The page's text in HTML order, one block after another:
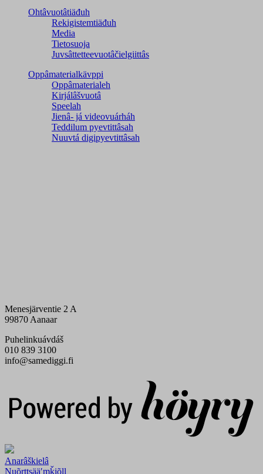
Ohtâvuotâtiäđuh
Rekigistemtiäđuh
Media
Tietosuoja
Juvsâttetteevuotâčielgiittâs
Oppâmaterialkävppi
Oppâmaterialeh
Kirjálâšvuotâ
Speelah
Jienâ- já videovuárháh
Teddilum pyevtittâsah
Nuuvtá digipyevtittâsah
Menesjärventie 2 A
99870 Aanaar
Puhelinkuávdáš
010 839 3100
info@samediggi.fi
Anarâškielâ
Nuõrttsääʹmǩiõll